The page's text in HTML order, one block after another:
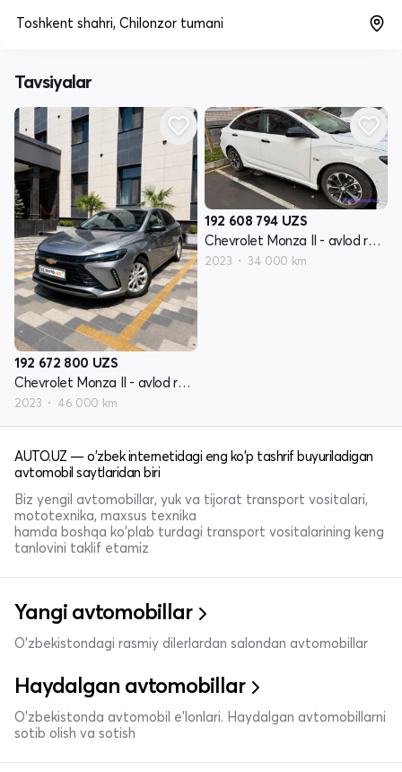
Toshkent shahri, Chilonzor tumani
Tavsiyalar
192 672 800 UZS
Chevrolet Monza II - avlod restayling
2023 46 000 km
192 608 794 UZS
Chevrolet Monza II - avlod restayling
2023 34 000 km
AUTO.UZ — o'zbek internetidagi eng ko'p tashrif buyuriladigan
avtomobil saytlaridan biri
Biz yengil avtomobillar, yuk va tijorat transport vositalari,
mototexnika, maxsus texnika
hamda boshqa ko'plab turdagi transport vositalarining keng
tanlovini taklif etamiz
Yangi avtomobillar
O'zbekistondagi rasmiy dilerlardan salondan avtomobillar
Haydalgan avtomobillar
O'zbekistonda avtomobil e’lonlari. Haydalgan avtomobillarni
sotib olish va sotish